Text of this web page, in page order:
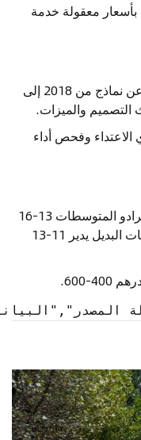
بأسعار معقولة خدمة
البحث عن نماذج من 2018 إلى
والميزات.
وفحص أداء
V6 برادو المتوسطات 13-16
L/100km ، في حين أن 4 أسطوانات البديل يدير 11-13
600.